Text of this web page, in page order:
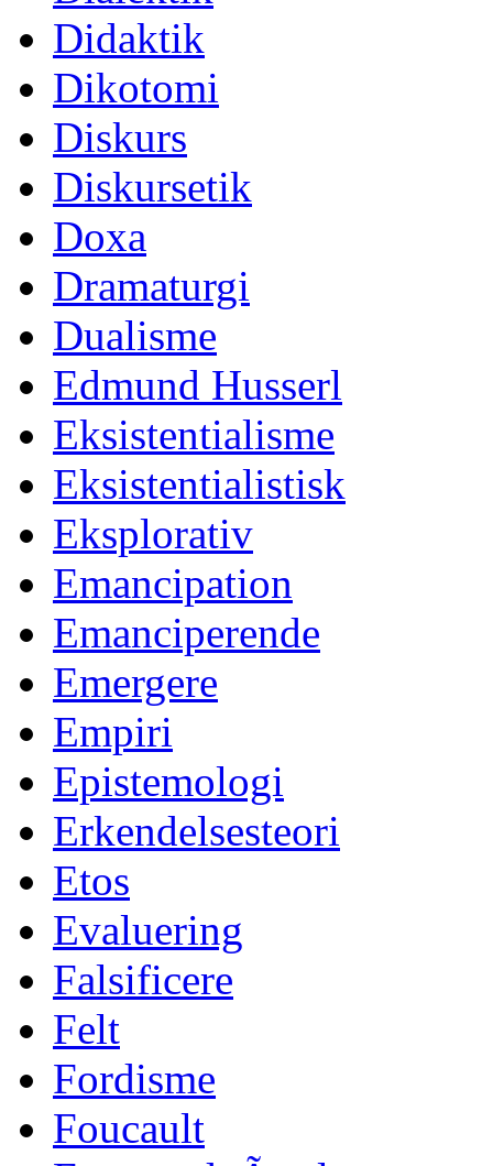
Didaktik
Dikotomi
Diskurs
Diskursetik
Doxa
Dramaturgi
Dualisme
Edmund Husserl
Eksistentialisme
Eksistentialistisk
Eksplorativ
Emancipation
Emanciperende
Emergere
Empiri
Epistemologi
Erkendelsesteori
Etos
Evaluering
Falsificere
Felt
Fordisme
Foucault